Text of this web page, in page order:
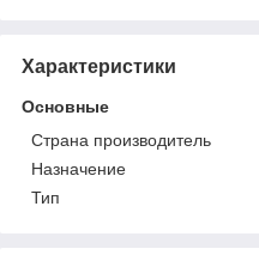
Характеристики
Основные
Страна производитель
Назначение
Тип